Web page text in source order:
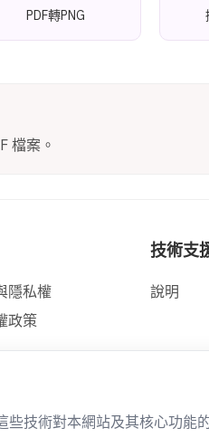
PDF轉PNG
檔案。
隱私權
政策
技術支
說明
技術對本網站及其核心功能